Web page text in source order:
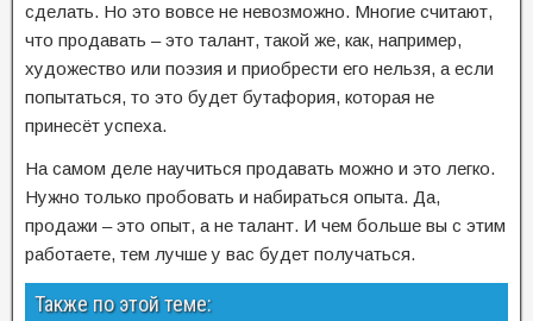
сделать. Но это вовсе не невозможно. Многие считают,
что продавать – это талант, такой же, как, например,
художество или поэзия и приобрести его нельзя, а если
попытаться, то это будет бутафория, которая не
принесёт успеха.
На самом деле научиться продавать можно и это легко.
Нужно только пробовать и набираться опыта. Да,
продажи – это опыт, а не талант. И чем больше вы с этим
работаете, тем лучше у вас будет получаться.
Также по этой теме: